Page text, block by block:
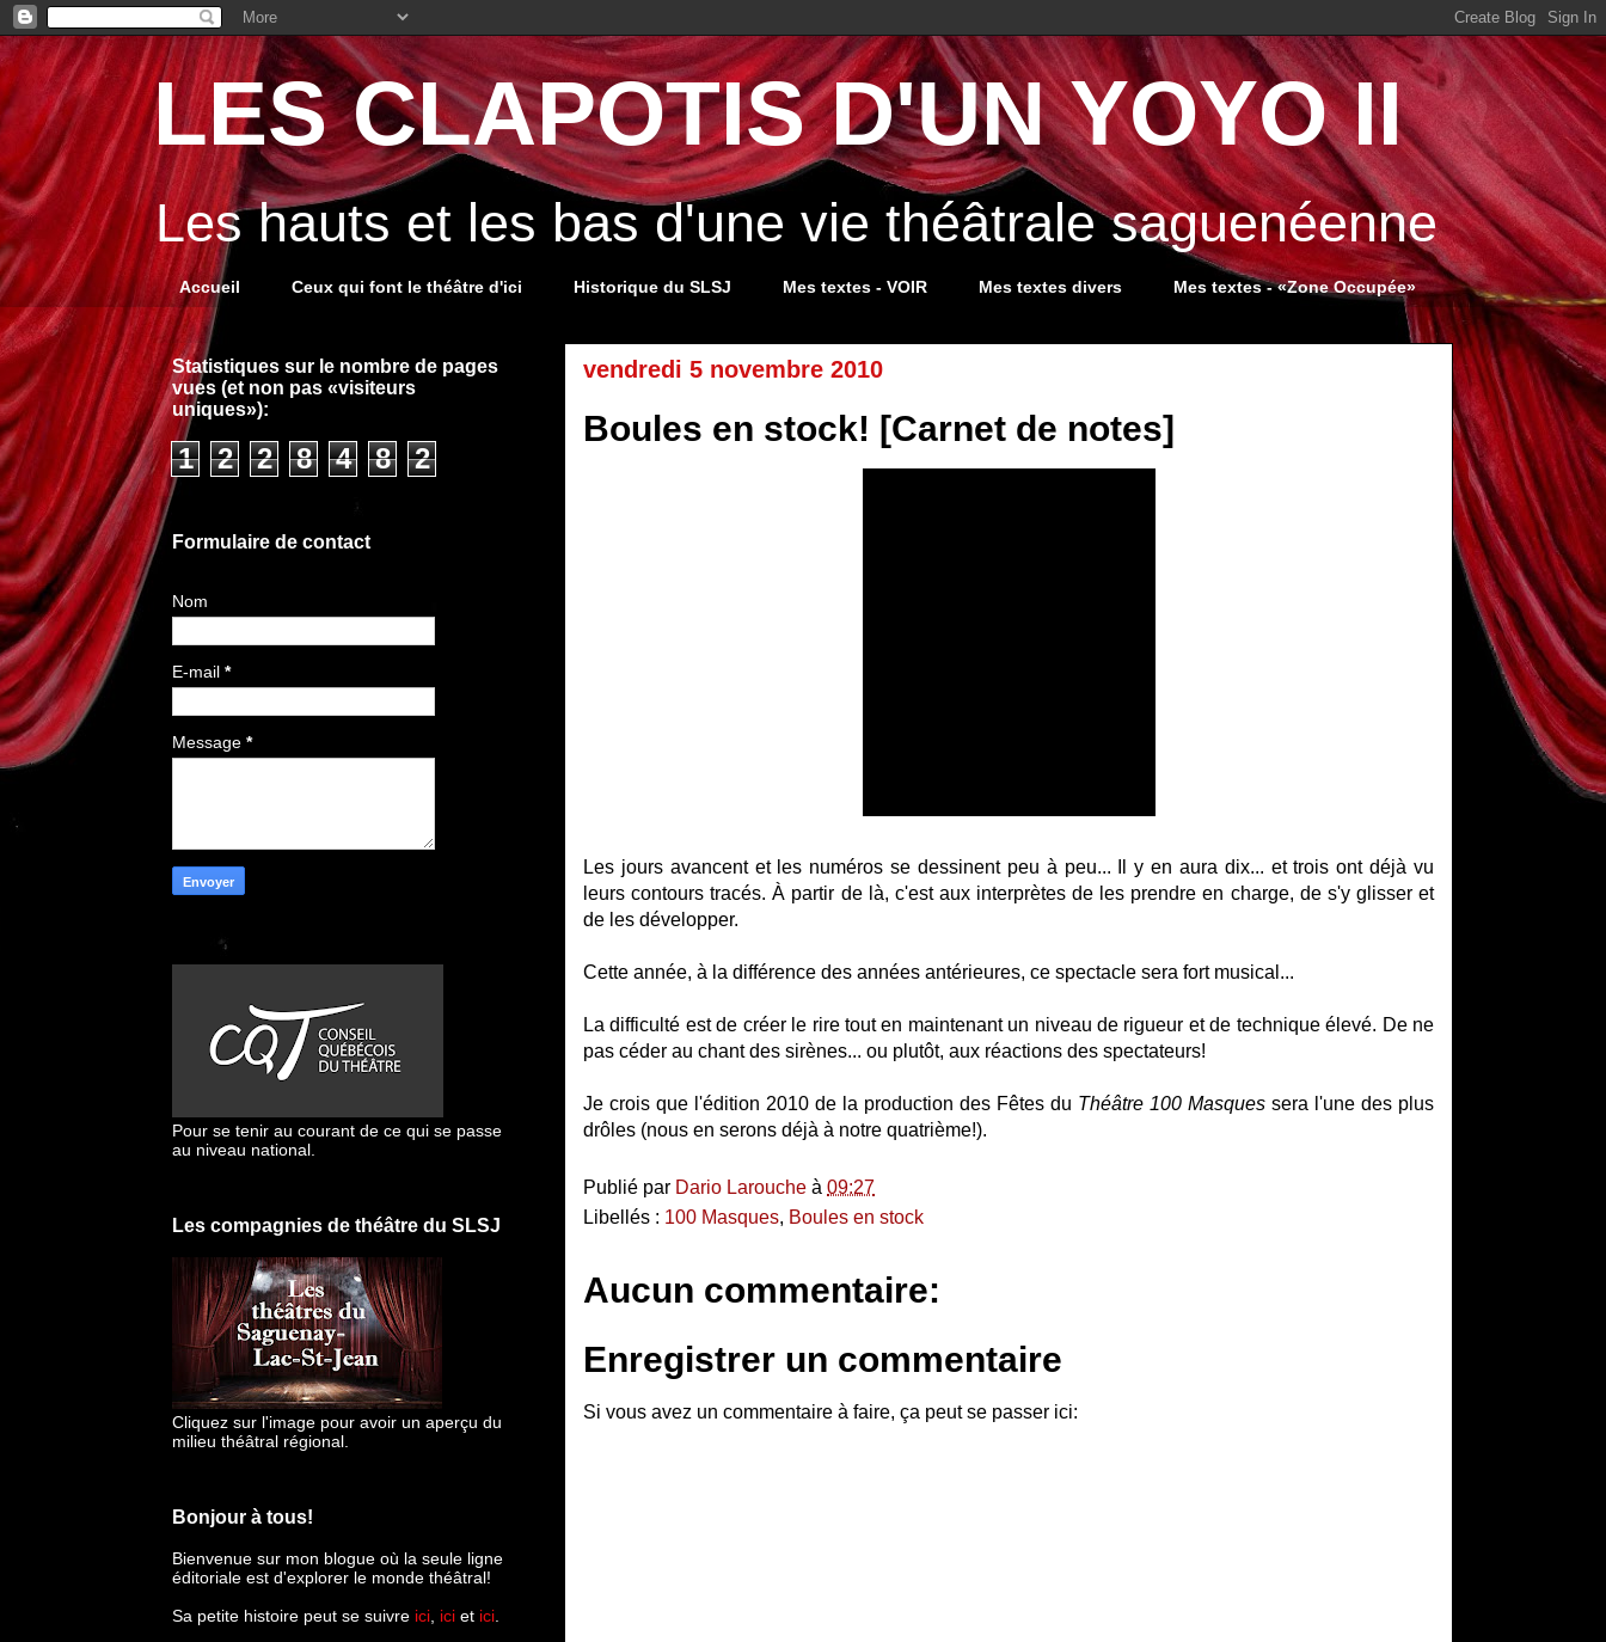
LES CLAPOTIS D'UN YOYO II
Les hauts et les bas d'une vie théâtrale saguenéenne
Accueil Ceux qui font le théâtre d'ici Historique du SLSJ Mes textes - VOIR Mes textes divers Mes textes - «Zone Occupée»
vendredi 5 novembre 2010
Boules en stock! [Carnet de notes]
Les jours avancent et les numéros se dessinent peu à peu... Il y en aura dix... et trois ont déjà vu
leurs contours tracés. À partir de là, c'est aux interprètes de les prendre en charge, de s'y glisser et
de les développer.
Cette année, à la différence des années antérieures, ce spectacle sera fort musical...
La difficulté est de créer le rire tout en maintenant un niveau de rigueur et de technique élevé. De ne
pas céder au chant des sirènes... ou plutôt, aux réactions des spectateurs!
Je crois que l'édition 2010 de la production des Fêtes du Théâtre 100 Masques sera l'une des plus
drôles (nous en serons déjà à notre quatrième!).
Publié par Dario Larouche à 09:27
Libellés : 100 Masques, Boules en stock
Aucun commentaire:
Enregistrer un commentaire
Si vous avez un commentaire à faire, ça peut se passer ici:
Statistiques sur le nombre de pages
vues (et non pas «visiteurs
uniques»):
1 2 2 8 4 8 2
Formulaire de contact
Nom
E-mail *
Message *
Pour se tenir au courant de ce qui se passe
au niveau national.
Les compagnies de théâtre du SLSJ
Cliquez sur l'image pour avoir un aperçu du
milieu théâtral régional.
Bonjour à tous!
Bienvenue sur mon blogue où la seule ligne
éditoriale est d'explorer le monde théâtral!
Sa petite histoire peut se suivre ici ici et ici